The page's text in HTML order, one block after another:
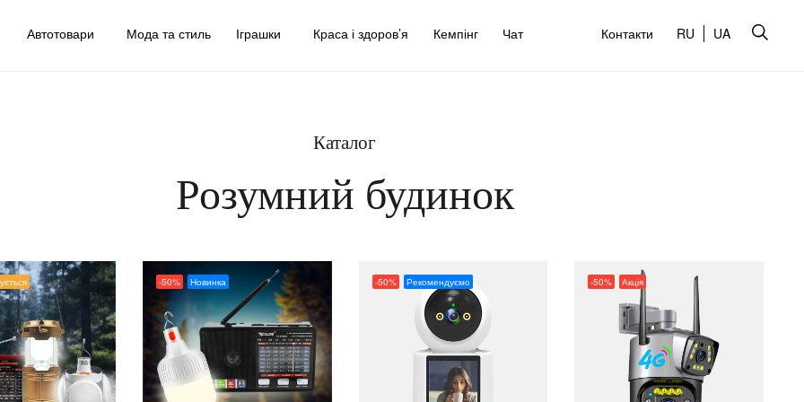
Автотовари Мода та стиль Іграшки Краса і здоров’я Кемпінг Чат Контакти RU UA
Каталог
Розумний будинок
-50% Новинка -50% Рекомендуємо -50% Акція